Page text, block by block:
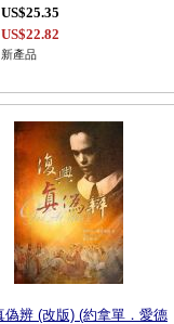
US$25.35
US$22.82
新產品
偽辨 (改版) (約拿單．愛德